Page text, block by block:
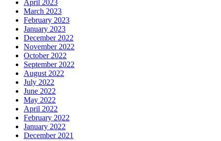
April 2023
March 2023
February 2023
January 2023
December 2022
November 2022
October 2022
September 2022
August 2022
July 2022
June 2022
May 2022
April 2022
February 2022
January 2022
December 2021